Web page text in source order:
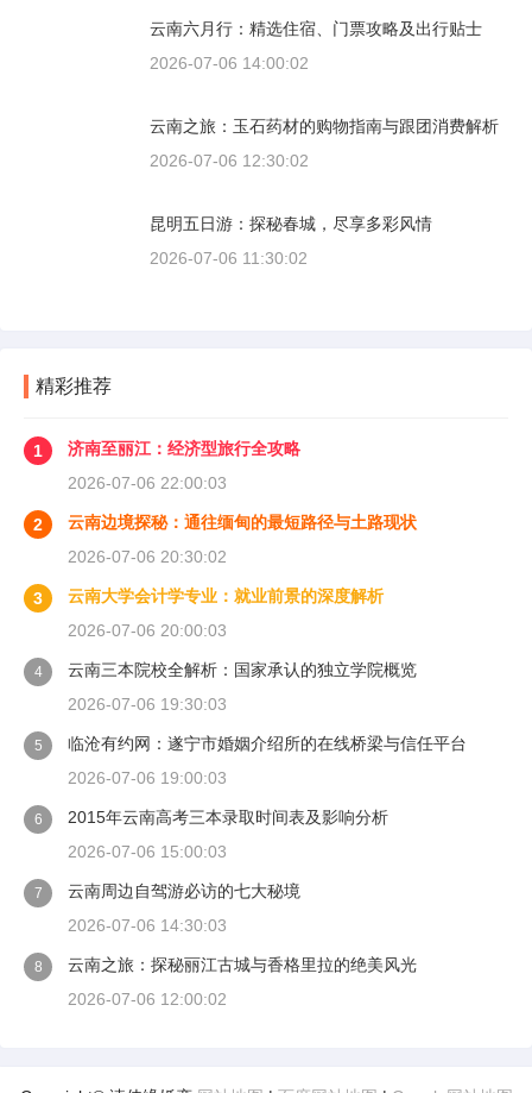
云南六月行：精选住宿、门票攻略及出行贴士
2026-07-06 14:00:02
云南之旅：玉石药材的购物指南与跟团消费解析
2026-07-06 12:30:02
昆明五日游：探秘春城，尽享多彩风情
2026-07-06 11:30:02
精彩推荐
1
济南至丽江：经济型旅行全攻略
2026-07-06 22:00:03
2
云南边境探秘：通往缅甸的最短路径与土路现状
2026-07-06 20:30:02
3
云南大学会计学专业：就业前景的深度解析
2026-07-06 20:00:03
4
云南三本院校全解析：国家承认的独立学院概览
2026-07-06 19:30:03
5
临沧有约网：遂宁市婚姻介绍所的在线桥梁与信任平台
2026-07-06 19:00:03
6
2015年云南高考三本录取时间表及影响分析
2026-07-06 15:00:03
7
云南周边自驾游必访的七大秘境
2026-07-06 14:30:03
8
云南之旅：探秘丽江古城与香格里拉的绝美风光
2026-07-06 12:00:02